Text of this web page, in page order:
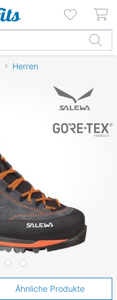
Herren
Ähnliche Produkte